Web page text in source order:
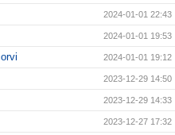
2024-01-01 22:43
2024-01-01 19:53
2024-01-01 19:12
2023-12-29 14:50
2023-12-29 14:33
2023-12-27 17:32